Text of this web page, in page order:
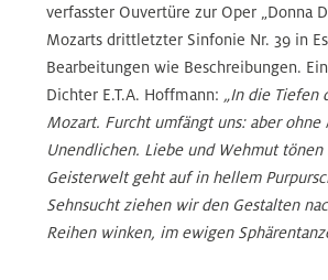
verfasster Ouvertüre zur Oper „Donna
Mozarts drittletzter Sinfonie Nr. 39 in
Bearbeitungen wie Beschreibungen.
Dichter E.T.A. Hoffmann: „In die Tiefen
Mozart. Furcht umfängt uns: aber
Unendlichen. Liebe und Wehmut
Geisterwelt geht auf in hellem
Sehnsucht ziehen wir den Gestalten
Reihen winken, im ewigen